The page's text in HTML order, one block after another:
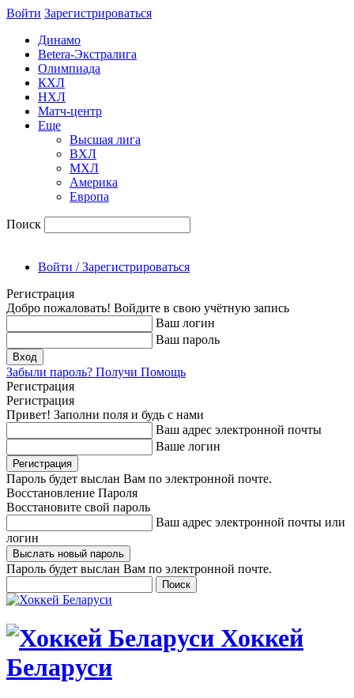
Войти Зарегиcтрироваться
Динамо
Betera-Экстралига
Олимпиада
КХЛ
НХЛ
Матч-центр
Еще
Высшая лига
ВХЛ
МХЛ
Америка
Европа
Поиск
Войти / Зарегистрироваться
Регистрация
Добро пожаловать! Войдите в свою учётную запись
Ваш логин
Ваш пароль
Забыли пароль? Получи Помощь
Регистрация
Регистрация
Привет! Заполни поля и будь с нами
Ваш адрес электронной почты
Ваше логин
Пароль будет выслан Вам по электронной почте.
Восстановление Пароля
Восстановите свой пароль
Ваш адрес электронной почты или
логин
Пароль будет выслан Вам по электронной почте.
Хоккей
Беларуси